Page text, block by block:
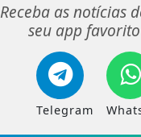
Receba as notícias
seu app
Telegram